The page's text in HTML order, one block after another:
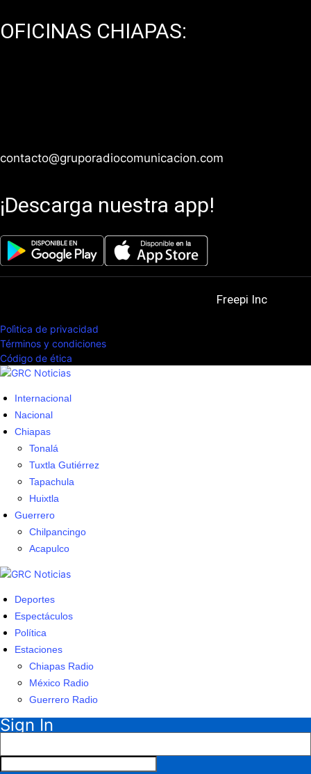
OFICINAS CHIAPAS:
contacto@gruporadiocomunicacion.com
¡Descarga nuestra app!
Freepi Inc
Polìtica de privacidad
Términos y condiciones
Código de ética
Internacional
Nacional
Chiapas
Tonalá
Tuxtla Gutiérrez
Tapachula
Huixtla
Guerrero
Chilpancingo
Acapulco
Deportes
Espectáculos
Política
Estaciones
Chiapas Radio
México Radio
Guerrero Radio
Sign In